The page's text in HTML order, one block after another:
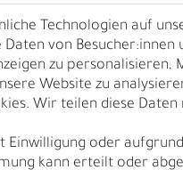
Kontakt
Über uns
Rückgabe
Gürtelgröße messen
Technologien auf
von Besucher:innen
zu
Website zu
Wir teilen diese
Einwilligung oder
kann erteilt oder